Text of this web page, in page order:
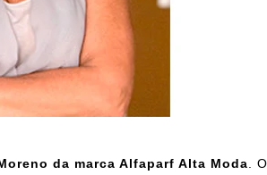
da marca Alfaparf Alta Moda .